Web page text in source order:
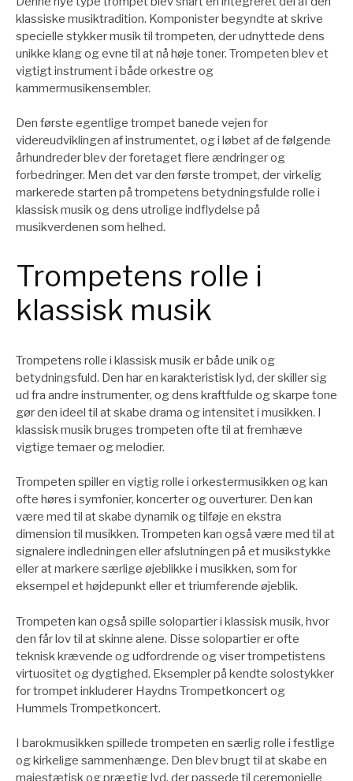
klassiske musiktradition. Komponister begyndte at skrive
specielle stykker musik til trompeten, der udnyttede dens
unikke klang og evne til at nå høje toner. Trompeten blev et
vigtigt instrument i både orkestre og
kammermusikensembler.
Den første egentlige trompet banede vejen for
videreudviklingen af instrumentet, og i løbet af de følgende
århundreder blev der foretaget flere ændringer og
forbedringer. Men det var den første trompet, der virkelig
markerede starten på trompetens betydningsfulde rolle i
klassisk musik og dens utrolige indflydelse på
musikverdenen som helhed.
Trompetens rolle i
klassisk musik
Trompetens rolle i klassisk musik er både unik og
betydningsfuld. Den har en karakteristisk lyd, der skiller sig
ud fra andre instrumenter, og dens kraftfulde og skarpe tone
gør den ideel til at skabe drama og intensitet i musikken. I
klassisk musik bruges trompeten ofte til at fremhæve
vigtige temaer og melodier.
Trompeten spiller en vigtig rolle i orkestermusikken og kan
ofte høres i symfonier, koncerter og ouverturer. Den kan
være med til at skabe dynamik og tilføje en ekstra
dimension til musikken. Trompeten kan også være med til at
signalere indledningen eller afslutningen på et musikstykke
eller at markere særlige øjeblikke i musikken, som for
eksempel et højdepunkt eller et triumferende øjeblik.
Trompeten kan også spille solopartier i klassisk musik, hvor
den får lov til at skinne alene. Disse solopartier er ofte
teknisk krævende og udfordrende og viser trompetistens
virtuositet og dygtighed. Eksempler på kendte solostykker
for trompet inkluderer Haydns Trompetkoncert og
Hummels Trompetkoncert.
I barokmusikken spillede trompeten en særlig rolle i festlige
og kirkelige sammenhænge. Den blev brugt til at skabe en
majestætisk og prægtig lyd, der passede til ceremonielle